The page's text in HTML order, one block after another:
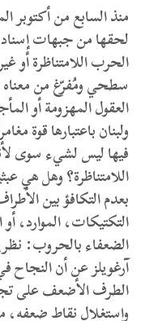
منذ السابع من أكتوبر
لحقها من جبهات
الحرب اللامتناظرة أو
سطحي ومُفرّغ من
العقول المهزومة أو
ولبنان باعتبارها قوة
فيها ليس لشيء سوى
اللامتناظرة؟ وهل هي
بعدم التكافؤ بين
التكتيكات، الموارد،
الضعفاء بالحروب:
آرغويلز عن أن النجاح
الطرف الأضعف على
واستغلال نقاط ضعفه،